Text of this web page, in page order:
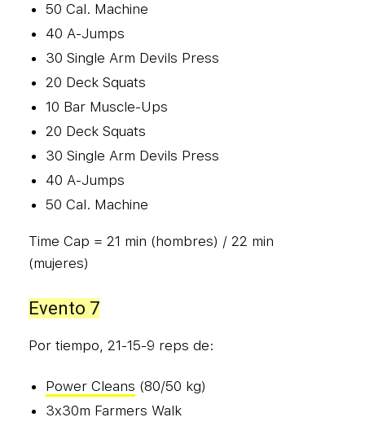
50 Cal. Machine
40 A-Jumps
30 Single Arm Devils Press
20 Deck Squats
10 Bar Muscle-Ups
20 Deck Squats
30 Single Arm Devils Press
40 A-Jumps
50 Cal. Machine
Time Cap = 21 min (hombres) / 22 min
(mujeres)
Evento 7
Por tiempo, 21-15-9 reps de:
Power Cleans (80/50 kg)
3x30m Farmers Walk